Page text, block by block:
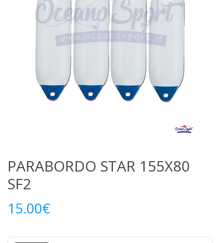
PARABORDO STAR 155X80
SF2
15.00€